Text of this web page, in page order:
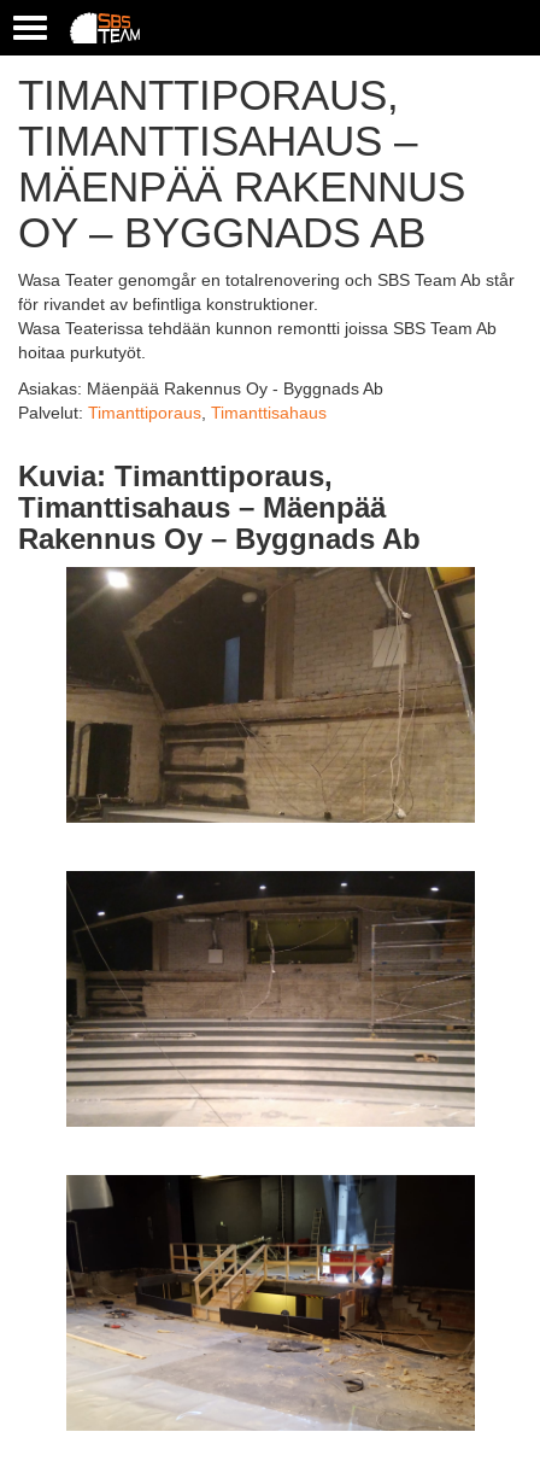
T
l
a
v
i
a
t
i
o
n
TIMANTTIPORAUS,
TIMANTTISAHAUS –
MÄENPÄÄ RAKENNUS
OY – BYGGNADS AB
Wasa Teater genomgår en totalrenovering och SBS Team Ab står
för rivandet av befintliga konstruktioner.
Wasa Teaterissa tehdään kunnon remontti joissa SBS Team Ab
hoitaa purkutyöt.
Asiakas: Mäenpää Rakennus Oy - Byggnads Ab
Palvelut: Timanttiporaus Timanttisahaus
Kuvia: Timanttiporaus,
Timanttisahaus – Mäenpää
Rakennus Oy – Byggnads Ab